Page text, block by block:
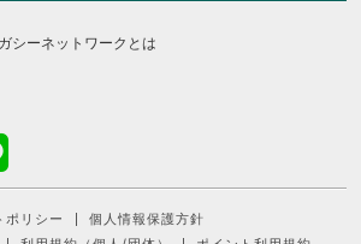
シーネットワークとは
ポリシー
個人情報保護方針